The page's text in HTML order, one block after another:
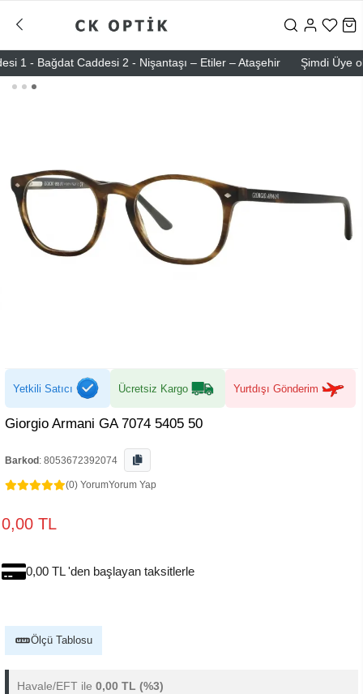
Caddesi 2 - Nişantaşı – Etiler – Ataşehir Şimdi Üye ol !
Yetkili Satıcı Ücretsiz Kargo Yurtdışı Gönderim
Giorgio Armani GA 7074 5405 50
Barkod : 8053672392074
(0) YorumYorum Yap
0,00 TL
0,00 TL 'den başlayan taksitlerle
Ölçü Tablosu
Havale/EFT ile 0,00 TL (%3)